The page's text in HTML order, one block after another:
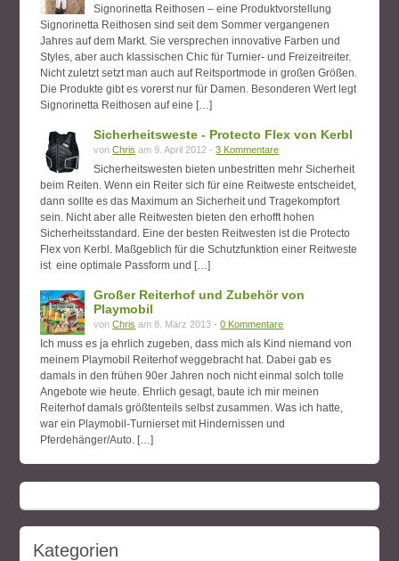
Signorinetta Reithosen – eine Produktvorstellung
Signorinetta Reithosen sind seit dem Sommer vergangenen
Jahres auf dem Markt. Sie versprechen innovative Farben und
Styles, aber auch klassischen Chic für Turnier- und Freizeitreiter.
Nicht zuletzt setzt man auch auf Reitsportmode in großen Größen.
Die Produkte gibt es vorerst nur für Damen. Besonderen Wert legt
Signorinetta Reithosen auf eine […]
Sicherheitsweste - Protecto Flex von Kerbl
vonChris am 9. April 2012 -3 Kommentare
Sicherheitswesten bieten unbestritten mehr Sicherheit
beim Reiten. Wenn ein Reiter sich für eine Reitweste entscheidet,
dann sollte es das Maximum an Sicherheit und Tragekompfort
sein. Nicht aber alle Reitwesten bieten den erhofft hohen
Sicherheitsstandard. Eine der besten Reitwesten ist die Protecto
Flex von Kerbl. Maßgeblich für die Schutzfunktion einer Reitweste
ist eine optimale Passform und […]
Großer Reiterhof und Zubehör von
Playmobil
vonChris am 8. März 2013 -0 Kommentare
Ich muss es ja ehrlich zugeben, dass mich als Kind niemand von
meinem Playmobil Reiterhof weggebracht hat. Dabei gab es
damals in den frühen 90er Jahren noch nicht einmal solch tolle
Angebote wie heute. Ehrlich gesagt, baute ich mir meinen
Reiterhof damals größtenteils selbst zusammen. Was ich hatte,
war ein Playmobil-Turnierset mit Hindernissen und
Pferdehänger/Auto. […]
Kategorien